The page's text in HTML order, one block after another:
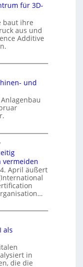
für 3D-
baut ihre
aus und
Additive
und
vermeiden
April äußert
als
in
die die